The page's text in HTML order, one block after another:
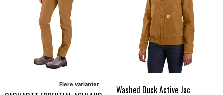
Flere varianter Washed Duck Active Jac